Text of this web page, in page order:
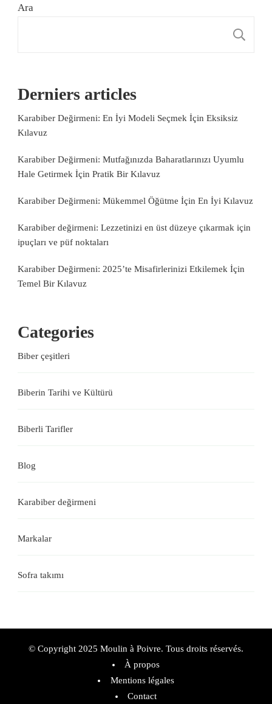
Ara
Derniers articles
Karabiber Değirmeni: En İyi Modeli Seçmek İçin Eksiksiz
Kılavuz
Karabiber Değirmeni: Mutfağınızda Baharatlarınızı Uyumlu
Hale Getirmek İçin Pratik Bir Kılavuz
Karabiber Değirmeni: Mükemmel Öğütme İçin En İyi Kılavuz
Karabiber değirmeni: Lezzetinizi en üst düzeye çıkarmak için
ipuçları ve püf noktaları
Karabiber Değirmeni: 2025’te Misafirlerinizi Etkilemek İçin
Temel Bir Kılavuz
Categories
Biber çeşitleri
Biberin Tarihi ve Kültürü
Biberli Tarifler
Blog
Karabiber değirmeni
Markalar
Sofra takımı
© Copyright 2025 Moulin à Poivre. Tous droits réservés.
À propos
Mentions légales
Contact